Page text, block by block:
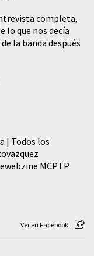
completa,
lo que nos decía
la banda después
| Todos los
MCPTP
Ver en Facebook